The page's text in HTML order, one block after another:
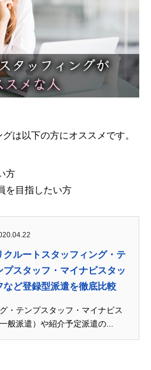
は以下の方にオススメです。
方
を目指したい方
クルートスタッフィング・テ
プスタッフ・マイナビスタッ
など登録型派遣を徹底比較
・テンプスタッフ・マイナビス
般派遣）や紹介予定派遣の...